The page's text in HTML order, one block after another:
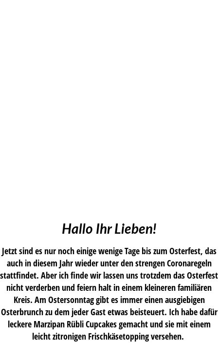
Hallo Ihr Lieben!
Jetzt sind es nur noch einige wenige Tage bis zum Osterfest, das
auch in diesem Jahr wieder unter den strengen Coronaregeln
stattfindet. Aber ich finde wir lassen uns trotzdem das Osterfest
nicht verderben und feiern halt in einem kleineren familiären
Kreis. Am Ostersonntag gibt es immer einen ausgiebigen
Osterbrunch zu dem jeder Gast etwas beisteuert. Ich habe dafür
leckere Marzipan Rübli Cupcakes gemacht und sie mit einem
leicht zitronigen Frischkäsetopping versehen.